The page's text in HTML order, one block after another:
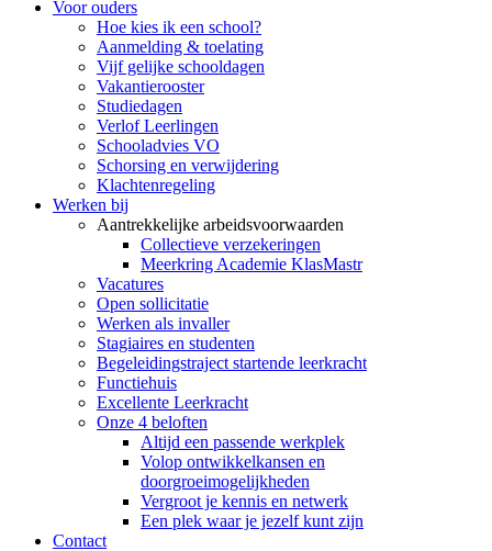
Voor ouders
Hoe kies ik een school?
Aanmelding & toelating
Vijf gelijke schooldagen
Vakantierooster
Studiedagen
Verlof Leerlingen
Schooladvies VO
Schorsing en verwijdering
Klachtenregeling
Werken bij
Aantrekkelijke arbeidsvoorwaarden
Collectieve verzekeringen
Meerkring Academie KlasMastr
Vacatures
Open sollicitatie
Werken als invaller
Stagiaires en studenten
Begeleidingstraject startende leerkracht
Functiehuis
Excellente Leerkracht
Onze 4 beloften
Altijd een passende werkplek
Volop ontwikkelkansen en
doorgroeimogelijkheden
Vergroot je kennis en netwerk
Een plek waar je jezelf kunt zijn
Contact